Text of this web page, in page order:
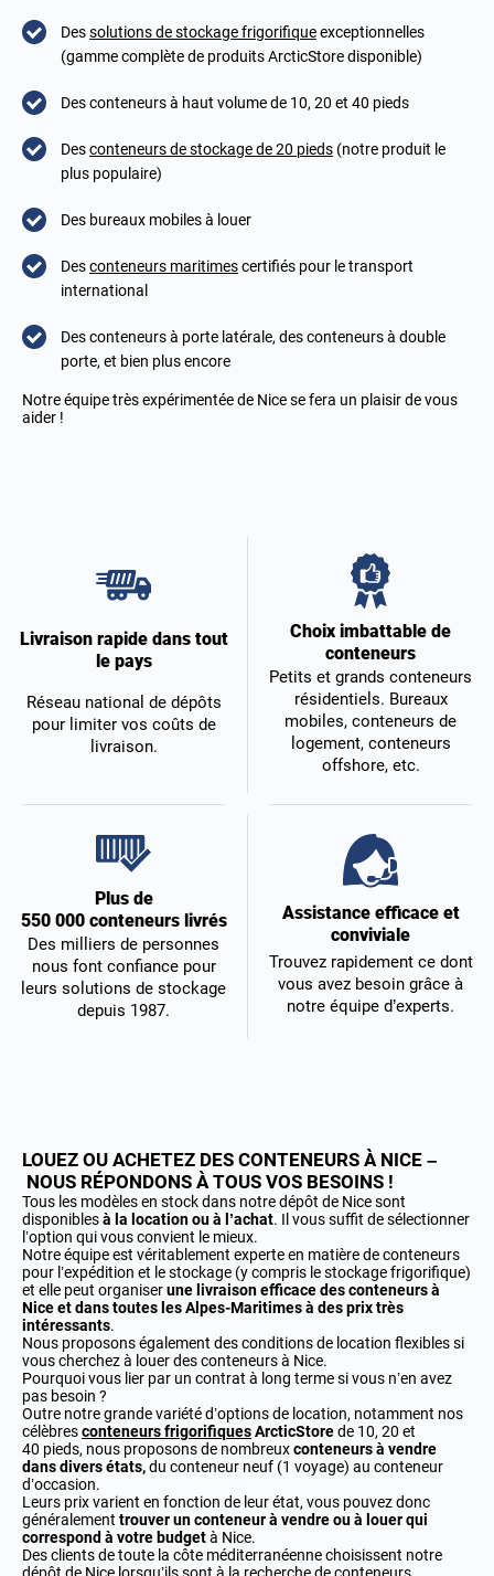
Dessolutions de stockage frigorifiqueexceptionnelles
(gamme complète de produits ArcticStore disponible)
Des conteneurs à haut volume de 10, 20 et 40 pieds
Desconteneurs de stockage de 20 pieds (notre produit le
plus populaire)
Des bureaux mobiles à louer
Desconteneurs maritimescertifiés pour le transport
international
Des conteneurs à porte latérale, des conteneurs à double
porte, et bien plus encore
Notre équipe très expérimentée de Nice se fera un plaisir de vous
aider !
Livraison rapide dans tout
le pays
Réseau national de dépôts
pour limiter vos coûts de
livraison.
Choix imbattable de
conteneurs
Petits et grands conteneurs
résidentiels. Bureaux
mobiles, conteneurs de
logement, conteneurs
offshore, etc.
Plus de
550 000 conteneurs livrés
Des milliers de personnes
nous font confiance pour
leurs solutions de stockage
depuis 1987.
Assistance efficace et
conviviale
Trouvez rapidement ce dont
vous avez besoin grâce à
notre équipe d’experts.
LOUEZ OU ACHETEZ DES CONTENEURS À NICE –
NOUS RÉPONDONS À TOUS VOS BESOINS !
Tous les modèles en stock dans notre dépôt de Nice sont
disponiblesà la location ou à l’achat. Il vous suffit de sélectionner
l’option qui vous convient le mieux.
Notre équipe est véritablement experte en matière de conteneurs
pour l’expédition et le stockage (y compris le stockage frigorifique)
et elle peut organiserune livraison efficace des conteneurs à
Nice et dans toutes lesAlpes-Maritimesà des prix très
intéressants.
Nous proposons également des conditions de location flexibles si
vous cherchez à louer des conteneurs à Nice.
Pourquoi vous lier par un contrat à long terme si vous n’en avez
pas besoin ?
Outre notre grande variété d’options de location, notamment nos
célèbresconteneurs frigorifiquesArcticStorede 10, 20 et
40 pieds, nous proposons de nombreuxconteneurs à vendre
dans divers états,du conteneur neuf (1 voyage) au conteneur
d’occasion.
Leurs prix varient en fonction de leur état, vous pouvez donc
généralement trouver un conteneur à vendre ou à louer qui
correspond à votre budgetà Nice.
Des clients de toute la côte méditerranéenne choisissent notre